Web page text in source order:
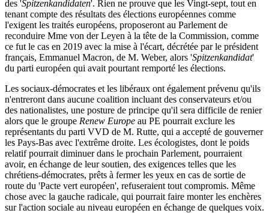
des 'Spitzenkandidaten'. Rien ne prouve que les Vingt-sept, tout en
tenant compte des résultats des élections européennes comme
l'exigent les traités européens, proposeront au Parlement de
reconduire Mme von der Leyen à la tête de la Commission, comme
ce fut le cas en 2019 avec la mise à l'écart, décrétée par le président
français, Emmanuel Macron, de M. Weber, alors 'Spitzenkandidat'
du parti européen qui avait pourtant remporté les élections.
Les sociaux-démocrates et les libéraux ont également prévenu qu'ils
n'entreront dans aucune coalition incluant des conservateurs et/ou
des nationalistes, une posture de principe qu'il sera difficile de renier
alors que le groupe Renew Europe au PE pourrait exclure les
représentants du parti VVD de M. Rutte, qui a accepté de gouverner
les Pays-Bas avec l'extrême droite. Les écologistes, dont le poids
relatif pourrait diminuer dans le prochain Parlement, pourraient
avoir, en échange de leur soutien, des exigences telles que les
chrétiens-démocrates, prêts à fermer les yeux en cas de sortie de
route du 'Pacte vert européen', refuseraient tout compromis. Même
chose avec la gauche radicale, qui pourrait faire monter les enchères
sur l'action sociale au niveau européen en échange de quelques voix.